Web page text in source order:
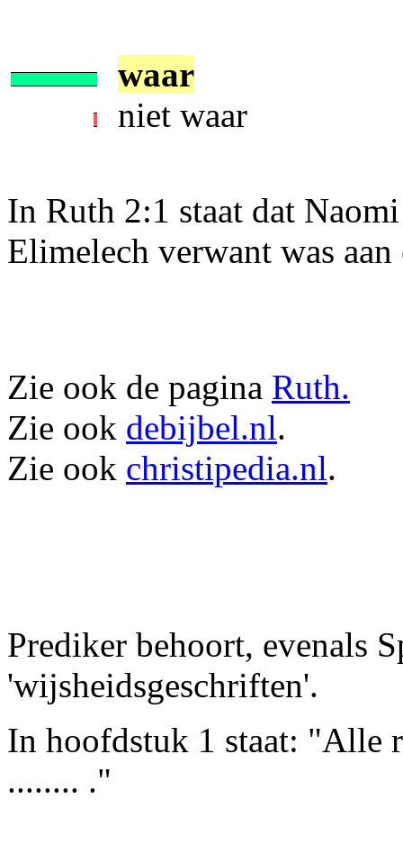
waar
niet waar
In Ruth 2:1 staat dat
Elimelech verwant was
Zie ook de pagina Ruth.
Zie ook debijbel.nl.
Zie ook christipedia.nl.
Prediker behoort, evenals
'wijsheidsgeschriften'.
In hoofdstuk 1 staat: "Alle
........ ."